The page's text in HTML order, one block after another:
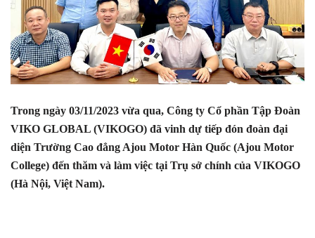
Trong ngày 03/11/2023 vừa qua, Công ty Cổ phần Tập Đoàn
VIKO GLOBAL (VIKOGO) đã vinh dự tiếp đón đoàn đại
diện Trường Cao đẳng Ajou Motor Hàn Quốc (Ajou Motor
College) đến thăm và làm việc tại Trụ sở chính của VIKOGO
(Hà Nội, Việt Nam).